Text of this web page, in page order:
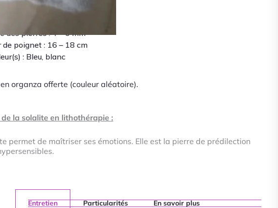
des pierres : 4 – 6 mm
de poignet : 16 – 18 cm
: Bleu, blanc
organza offerte (couleur aléatoire).
la solalite en lithothérapie :
permet de maîtriser ses émotions. Elle est la pierre de prédilection
Entretien Particularités En savoir plus